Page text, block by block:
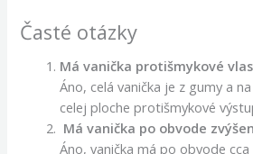
Časté otázky
Má vanička protišmykové
Áno, celá vanička je z gumy a
celej ploche protišmykové
Má vanička po obvode
Áno, vanička má po obvode